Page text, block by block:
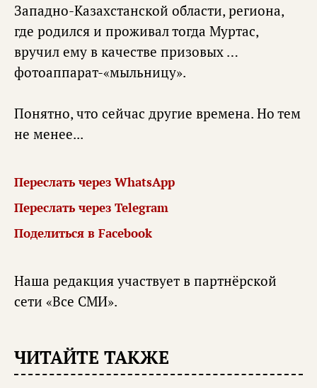
Западно-Казахстанской области, региона,
где родился и проживал тогда Муртас,
вручил ему в качестве призовых …
фотоаппарат-«мыльницу».
Понятно, что сейчас другие времена. Но тем
не менее...
Переслать через WhatsApp
Переслать через Telegram
Поделиться в Facebook
Наша редакция участвует в партнёрской
сети «Все СМИ».
ЧИТАЙТЕ ТАКЖЕ